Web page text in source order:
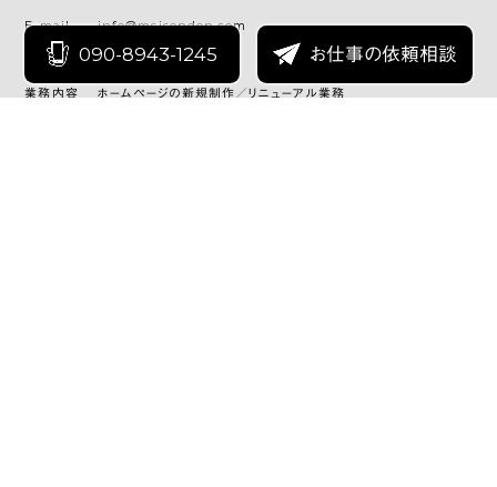
E-mail info@msjsenden.com
SNS
業務内容
ホームページの新規制作／リニューアル業務
090-8943-1245 お仕事の依頼相談